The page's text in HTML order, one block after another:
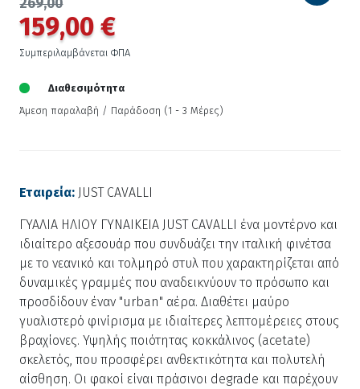
269,00
159,00 €
Συμπεριλαμβάνεται ΦΠΑ
Διαθεσιμότητα
Άμεση παραλαβή / Παράδoση (1 - 3 Μέρες)
Εταιρεία: JUST CAVALLI
ΓΥΑΛΙΑ ΗΛΙΟΥ ΓΥΝΑΙΚΕΙΑ JUST CAVALLI ένα μοντέρνο και
ιδιαίτερο αξεσουάρ που συνδυάζει την ιταλική φινέτσα
με το νεανικό και τολμηρό στυλ που χαρακτηρίζεται από
δυναμικές γραμμές που αναδεικνύουν το πρόσωπο και
προσδίδουν έναν "urban" αέρα. Διαθέτει μαύρο
γυαλιστερό φινίρισμα με ιδιαίτερες λεπτομέρειες στους
βραχίονες. Υψηλής ποιότητας κοκκάλινος (acetate)
σκελετός, που προσφέρει ανθεκτικότητα και πολυτελή
αίσθηση. Οι φακοί είναι πράσινοι degrade και παρέχουν